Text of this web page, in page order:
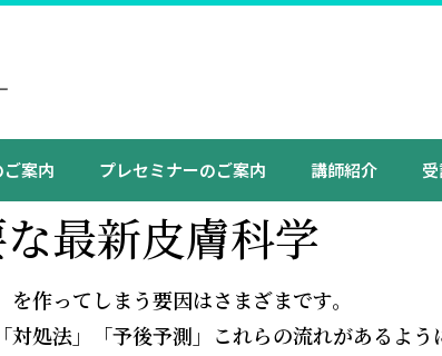
ご案内 プレセミナーのご案内 講師紹介
最新皮膚科学
作ってしまう要因はさまざまです。
処法」「予後予測」これらの流れがあるよ